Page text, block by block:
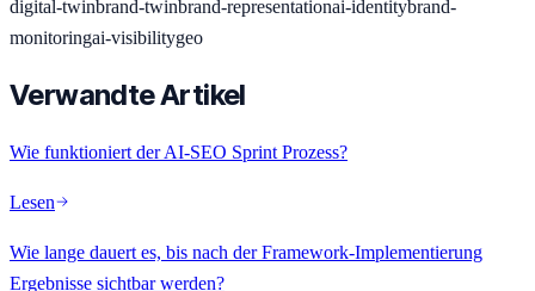
digital-twinbrand-twinbrand-representationai-identitybrand-
monitoringai-visibilitygeo
Verwandte Artikel
Wie funktioniert der AI-SEO Sprint Prozess?
Lesen
Wie lange dauert es, bis nach der Framework-Implementierung
Ergebnisse sichtbar werden?